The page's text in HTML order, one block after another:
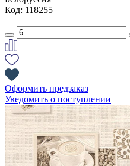
Код: 118255
Оформить предзаказ
Уведомить о поступлении